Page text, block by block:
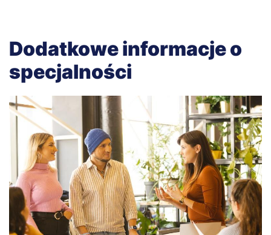
Dodatkowe informacje o
specjalności